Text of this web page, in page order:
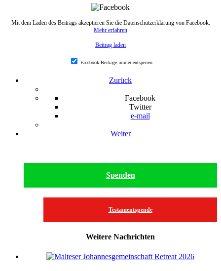
Mit dem Laden des Beitrags akzeptieren Sie die Datenschutzerklärung von Facebook.
Mehr erfahren
Beitrag laden
Facebook-Beiträge immer entsperren
Zurück
Facebook
Twitter
e-mail
Weiter
Spenden
Testamentspende
Weitere Nachrichten